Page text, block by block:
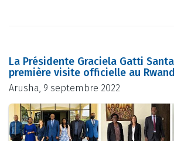
La Présidente Graciela Gatti
première visite officielle au
Arusha, 9 septembre 2022